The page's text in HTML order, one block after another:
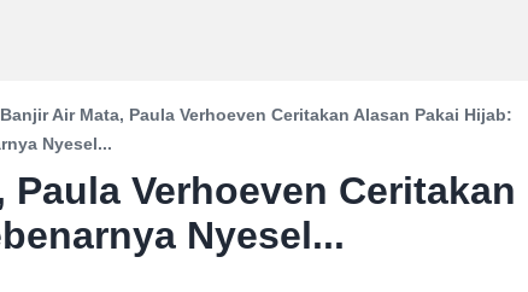
Air Mata, Paula Verhoeven Ceritakan Alasan Pakai Hijab:
Nyesel...
Verhoeven Ceritakan
Nyesel...